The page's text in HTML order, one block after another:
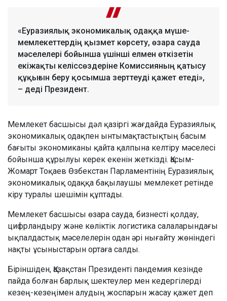
«Еуразиялық экономикалық одаққа мүше-
мемлекеттердің қызмет көрсету, өзара сауда
мәселелері бойынша үшінші елмен өткізетін
екіжақты келіссөздеріне Комиссияның қатысу
құқығын беру қосымша зерттеуді қажет етеді»,
– деді Президент.
Мемлекет басшысы дәл қазіргі жағдайда Еуразиялық
экономикалық одақпен ынтымақтастықтың басым
бағыты экономиканы қайта қалпына келтіру мәселесі
бойынша құрылуы керек екенін жеткізді. Қасым-
Жомарт Тоқаев Өзбекстан Парламентінің Еуразиялық
экономикалық одаққа бақылаушы мемлекет ретінде
кіру туралы шешімін құптады.
Мемлекет басшысы өзара сауда, бизнесті қолдау,
цифрландыру және көліктік логистика салаларындағы
ықпалдастық мәселелерін одан әрі нығайту жөніндегі
нақты ұсыныстарын ортаға салды.
Біріншіден, Қазақстан Президенті пандемия кезінде
пайда болған барлық шектеулер мен кедергілерді
кезең-кезеңімен алудың жоспарын жасау қажет деп